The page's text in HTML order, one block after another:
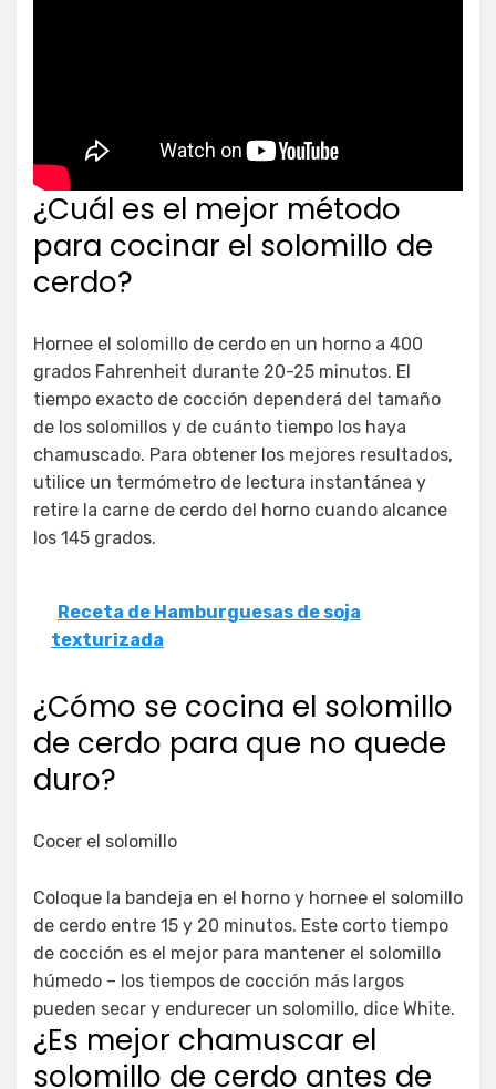
¿Cuál es el mejor método
para cocinar el solomillo de
cerdo?
Hornee el solomillo de cerdo en un horno a 400
grados Fahrenheit durante 20-25 minutos. El
tiempo exacto de cocción dependerá del tamaño
de los solomillos y de cuánto tiempo los haya
chamuscado. Para obtener los mejores resultados,
utilice un termómetro de lectura instantánea y
retire la carne de cerdo del horno cuando alcance
los 145 grados.
Receta de Hamburguesas de soja
texturizada
¿Cómo se cocina el solomillo
de cerdo para que no quede
duro?
Cocer el solomillo
Coloque la bandeja en el horno y hornee el solomillo
de cerdo entre 15 y 20 minutos. Este corto tiempo
de cocción es el mejor para mantener el solomillo
húmedo – los tiempos de cocción más largos
pueden secar y endurecer un solomillo, dice White.
¿Es mejor chamuscar el
solomillo de cerdo antes de